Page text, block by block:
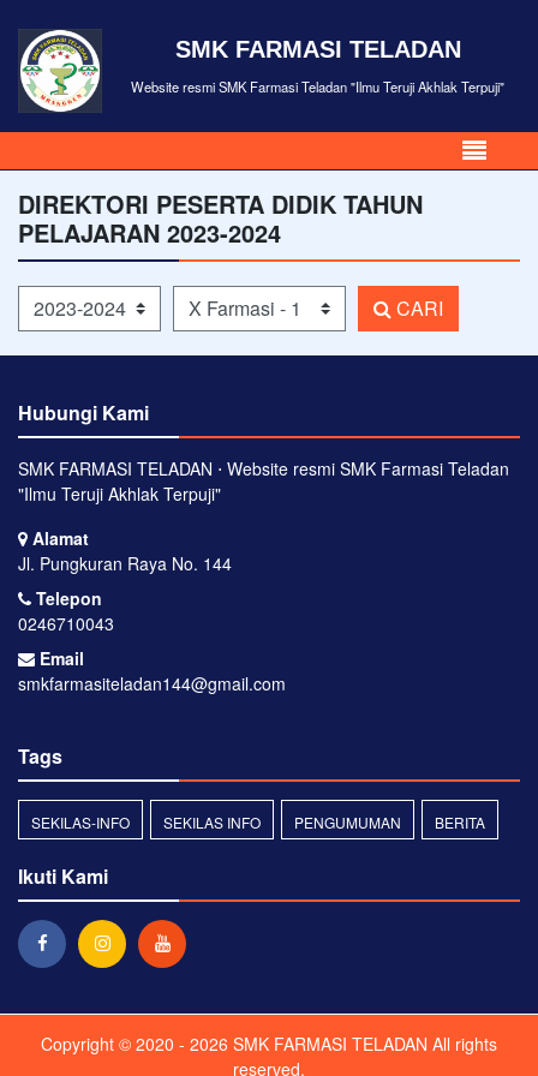
SMK FARMASI TELADAN
Website resmi SMK Farmasi Teladan "Ilmu Teruji Akhlak Terpuji"
DIREKTORI PESERTA DIDIK TAHUN
PELAJARAN 2023-2024
Tahun Pelajaran Kelas CARI
Hubungi Kami
SMK FARMASI TELADAN ⋅ Website resmi SMK Farmasi Teladan
"Ilmu Teruji Akhlak Terpuji"
Alamat
Jl. Pungkuran Raya No. 144
Telepon
0246710043
Email
smkfarmasiteladan144@gmail.com
Tags
SEKILAS-INFO SEKILAS INFO PENGUMUMAN BERITA
Ikuti Kami
Copyright © 2020 - 2026 SMK FARMASI TELADAN All rights
reserved.